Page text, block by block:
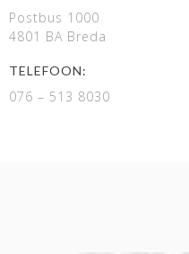
Postbus 1000
4801 BA Breda
TELEFOON:
076 – 513 8030